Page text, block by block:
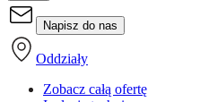
Napisz do nas
Oddziały
Zobacz całą ofertę